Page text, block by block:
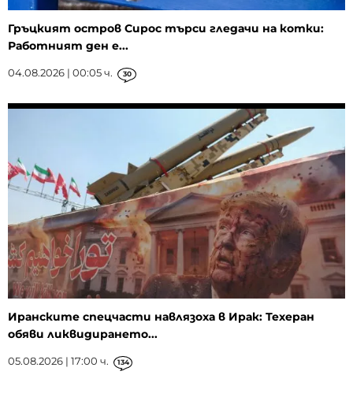
Гръцкият остров Сирос търси гледачи на котки:
Работният ден е...
04.08.2026 | 00:05 ч. 30
Иранските спецчасти навлязоха в Ирак: Техеран
обяви ликвидирането...
05.08.2026 | 17:00 ч. 134